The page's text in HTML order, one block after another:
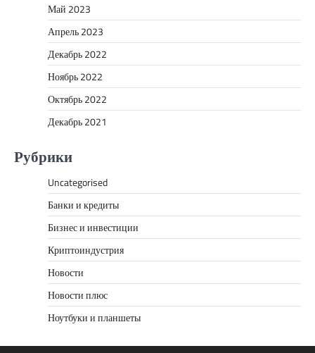
Май 2023
Апрель 2023
Декабрь 2022
Ноябрь 2022
Октябрь 2022
Декабрь 2021
Рубрики
Uncategorised
Банки и кредиты
Бизнес и инвестиции
Криптоиндустрия
Новости
Новости плюс
Ноутбуки и планшеты